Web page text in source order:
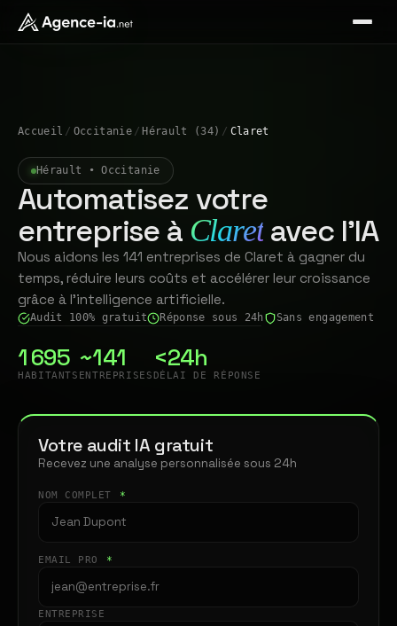
Accueil / Occitanie / Hérault (34) / Claret
Hérault • Occitanie
Automatisez votre
entreprise à Claret avec l'IA
Nous aidons les 141 entreprises de Claret à gagner du
temps, réduire leurs coûts et accélérer leur croissance
grâce à l'intelligence artificielle.
Audit 100% gratuit Réponse sous 24h Sans engagement
1 695
HABITANTS
~141
ENTREPRISES
<24h
DÉLAI DE RÉPONSE
Votre audit IA gratuit
Recevez une analyse personnalisée sous 24h
NOM COMPLET *
EMAIL PRO *
ENTREPRISE